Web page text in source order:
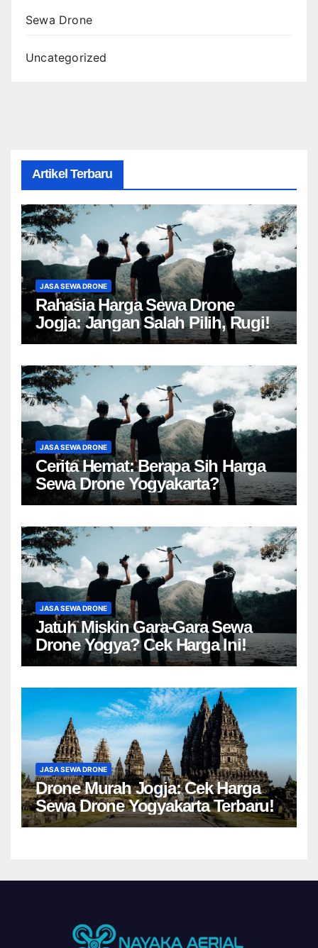
Sewa Drone
Uncategorized
Artikel Terbaru
JASA SEWA DRONE
Rahasia Harga Sewa Drone
Jogja: Jangan Salah Pilih, Rugi!
JASA SEWA DRONE
Cerita Hemat: Berapa Sih Harga
Sewa Drone Yogyakarta?
JASA SEWA DRONE
Jatuh Miskin Gara-Gara Sewa
Drone Yogya? Cek Harga Ini!
JASA SEWA DRONE
Drone Murah Jogja: Cek Harga
Sewa Drone Yogyakarta Terbaru!